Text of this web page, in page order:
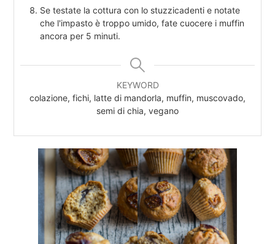
Se testate la cottura con lo stuzzicadenti e notate
che l'impasto è troppo umido, fate cuocere i muffin
ancora per 5 minuti.
KEYWORD
colazione, fichi, latte di mandorla, muffin, muscovado,
semi di chia, vegano